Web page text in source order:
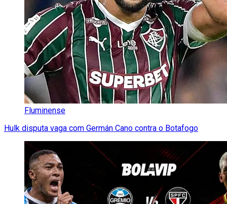
Fluminense
Hulk disputa vaga com Germán Cano contra o Botafogo